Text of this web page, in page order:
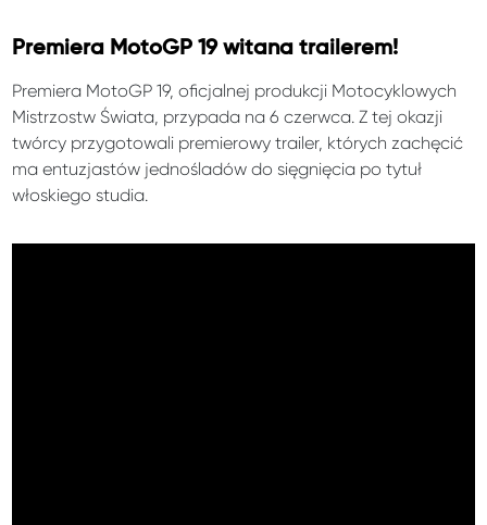
Premiera MotoGP 19 witana trailerem!
Premiera MotoGP 19, oficjalnej produkcji Motocyklowych
Mistrzostw Świata, przypada na 6 czerwca. Z tej okazji
twórcy przygotowali premierowy trailer, których zachęcić
ma entuzjastów jednośladów do sięgnięcia po tytuł
włoskiego studia.